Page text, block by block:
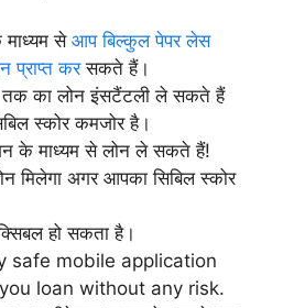
सेआप बिल्कुल पेपर लेस
प्राप्त करसकते हैं।
का लोन इंसटैंटली ले सकते हैं
स्कोर कमजोर है।
के माध्यम से लोन ले सकते हैं!
मिलेगा अगर आपका सिबिल स्कोर
हो सकता है।
safe mobile application
loan without any risk.